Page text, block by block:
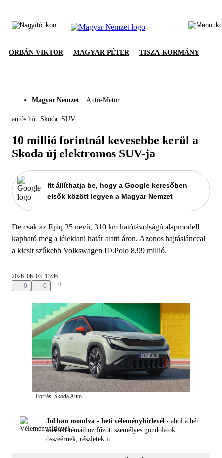
ORBÁN VIKTOR MAGYAR PÉTER TISZA-KORMÁNY
Magyar Nemzet Autó-Motor
autós hír Skoda SUV
10 millió forintnál kevesebbe kerül a
Skoda új elektromos SUV-ja
Itt állíthatja be, hogy a Google keresőben
elsők között legyen a Magyar Nemzet
De csak az Epiq 35 nevű, 310 km hatótávolságú alapmodell
kapható meg a lélektani határ alatti áron. Azonos hajtáslánccal
a kicsit szűkebb Volkswagen ID.Polo 8,99 millió.
2026. 06. 03. 13:36
0
0 0
Forrás: Škoda Auto
Jobban mondva - heti véleményhírlevél - ahol a hét
kiemelt témáihoz fűzött személyes gondolatok
összeérnek, részletek itt.